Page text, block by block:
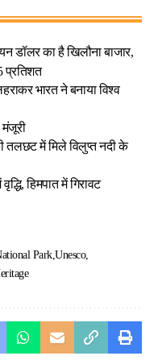
डॉलर का है खिलौना बाजार,
प्रतिशत
भारत ने बनाया विश्व
मंजूरी
तलछट में मिले विलुप्त नदी के
हिमपात में गिरावट
Park Unesco